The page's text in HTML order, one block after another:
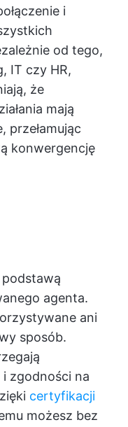
i
od tego,
IT czy HR,
że
mają
przełamując
konwergencję
agenta.
ani
sposób.
zgodności na
certyfikacji
możesz bez